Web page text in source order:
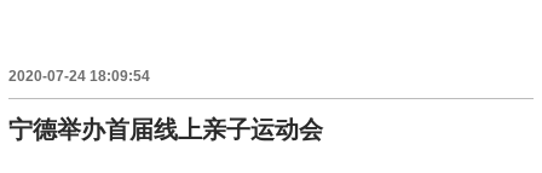
2020-07-24 18:09:54
宁德举办首届线上亲子运动会